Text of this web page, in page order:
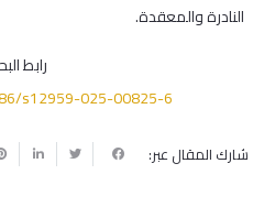
النادرة والمعقدة.
رابط
s12959-025-00825-6
شارك المقال عبر: